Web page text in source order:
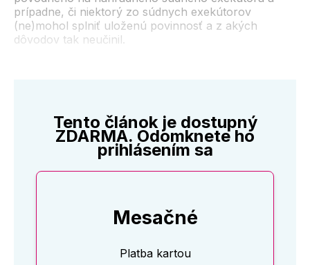
prípadne, či niektorý zo súdnych exekútorov
(ne)mohol splniť uloženú povinnosť a z akých
dôvodov tak neučinil.
Tento článok je dostupný
ZDARMA. Odomknete ho
prihlásením sa
Mesačné
Platba kartou